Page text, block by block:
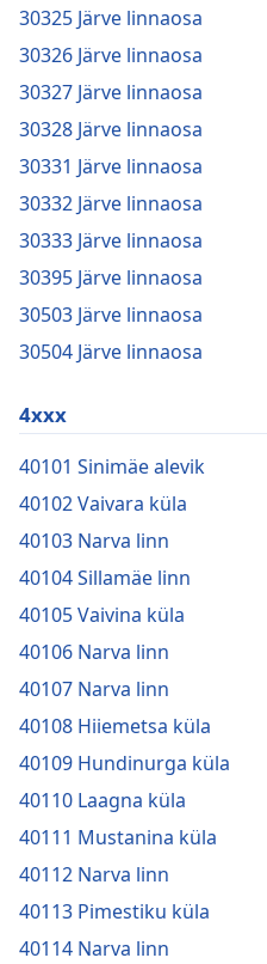
30325 Järve linnaosa
30326 Järve linnaosa
30327 Järve linnaosa
30328 Järve linnaosa
30331 Järve linnaosa
30332 Järve linnaosa
30333 Järve linnaosa
30395 Järve linnaosa
30503 Järve linnaosa
30504 Järve linnaosa
4xxx
40101 Sinimäe alevik
40102 Vaivara küla
40103 Narva linn
40104 Sillamäe linn
40105 Vaivina küla
40106 Narva linn
40107 Narva linn
40108 Hiiemetsa küla
40109 Hundinurga küla
40110 Laagna küla
40111 Mustanina küla
40112 Narva linn
40113 Pimestiku küla
40114 Narva linn